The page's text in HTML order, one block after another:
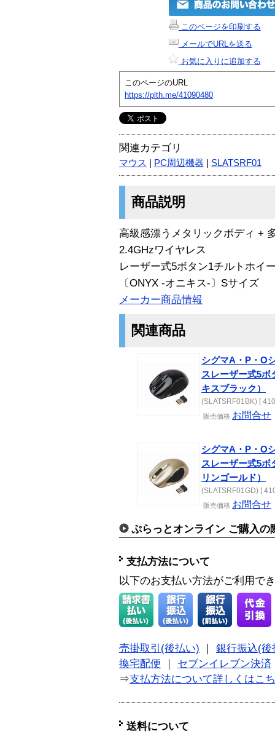
このページを印刷する
メールでURLを送る
お気に入りに追加する
このページのURL
https://plth.me/41090480
関連カテゴリ
マウス PC周辺機器 SLATSRF01
商品説明
高級感漂うメタリックボディ +
2.4GHzワイヤレス
レーザー式5ボタン1チルトホイ
〔ONYX -オニキス-〕Sサイズ
メーカー商品情報
関連商品
シグマA・P・O
スレーザー式5ボ
キスブラック）
(SLATSRF01BK) [
販売価格 お問合せ
シグマA・P・O
スレーザー式5ボ
リンゴールド）
(SLATSRF01GD) [
販売価格 お問合せ
ぷらっとオンライン ご購入の
支払方法について
以下のお支払い方法がご利用で
売掛取引(後払い)
銀行振込(後
換宅配便
セブンイレブン決済
⇒支払方法について詳しくはこ
送料について